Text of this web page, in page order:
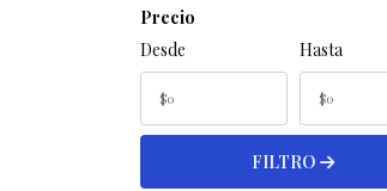
Precio
Desde
Hasta
FILTRO